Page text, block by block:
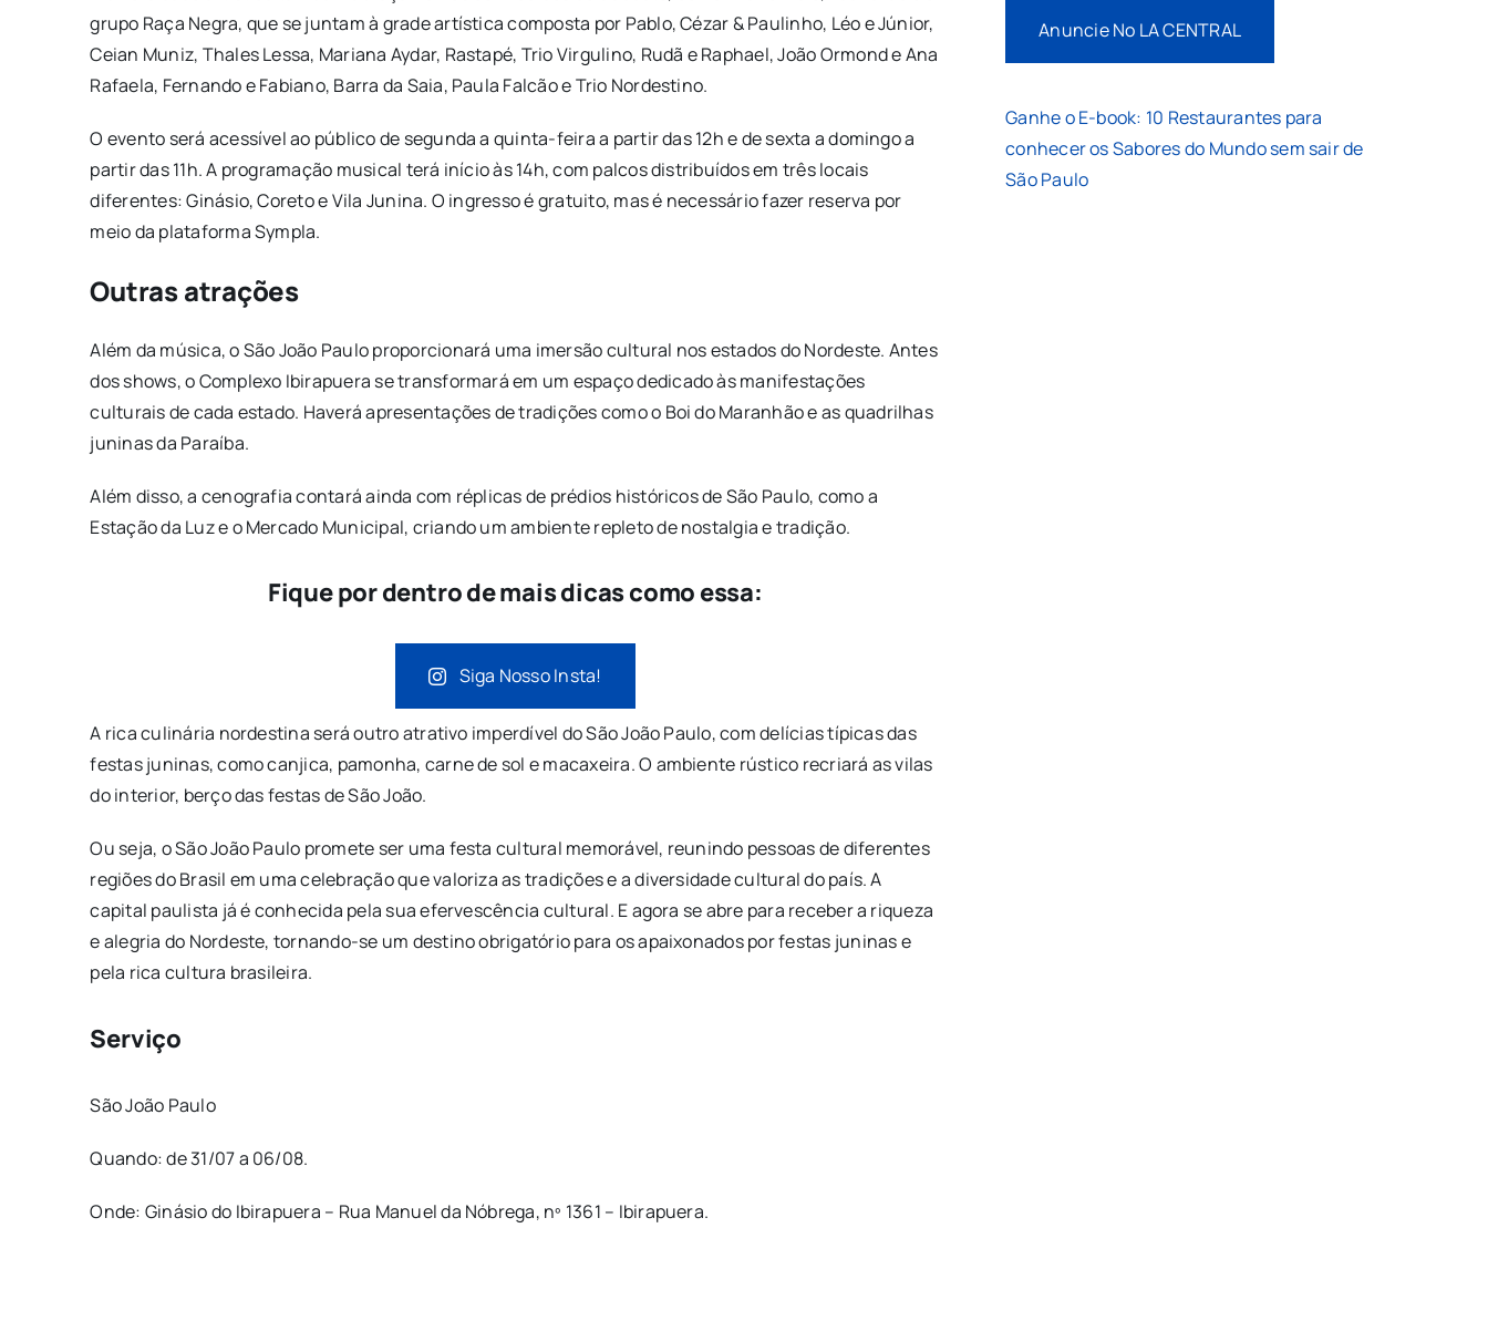
grupo Raça Negra, que se juntam à grade artística composta por Pablo, Cézar & Paulinho, Léo e Júnior,
Ceian Muniz, Thales Lessa, Mariana Aydar, Rastapé, Trio Virgulino, Rudã e Raphael, João Ormond e Ana
Rafaela, Fernando e Fabiano, Barra da Saia, Paula Falcão e Trio Nordestino.
O evento será acessível ao público de segunda a quinta-feira a partir das 12h e de sexta a domingo a
partir das 11h. A programação musical terá início às 14h, com palcos distribuídos em três locais
diferentes: Ginásio, Coreto e Vila Junina. O ingresso é gratuito, mas é necessário fazer reserva por
meio da plataforma Sympla.
Outras atrações
Além da música, o São João Paulo proporcionará uma imersão cultural nos estados do Nordeste. Antes
dos shows, o Complexo Ibirapuera se transformará em um espaço dedicado às manifestações
culturais de cada estado. Haverá apresentações de tradições como o Boi do Maranhão e as quadrilhas
juninas da Paraíba.
Além disso, a cenografia contará ainda com réplicas de prédios históricos de São Paulo, como a
Estação da Luz e o Mercado Municipal, criando um ambiente repleto de nostalgia e tradição.
Fique por dentro de mais dicas como essa:
Siga Nosso Insta!
A rica culinária nordestina será outro atrativo imperdível do São João Paulo, com delícias típicas das
festas juninas, como canjica, pamonha, carne de sol e macaxeira. O ambiente rústico recriará as vilas
do interior, berço das festas de São João.
Ou seja, o São João Paulo promete ser uma festa cultural memorável, reunindo pessoas de diferentes
regiões do Brasil em uma celebração que valoriza as tradições e a diversidade cultural do país. A
capital paulista já é conhecida pela sua efervescência cultural. E agora se abre para receber a riqueza
e alegria do Nordeste, tornando-se um destino obrigatório para os apaixonados por festas juninas e
pela rica cultura brasileira.
Serviço
São João Paulo
Quando: de 31/07 a 06/08.
Onde: Ginásio do Ibirapuera – Rua Manuel da Nóbrega, nº 1361 – Ibirapuera.
Anuncie No LA CENTRAL
Ganhe o E-book: 10 Restaurantes para
conhecer os Sabores do Mundo sem sair de
São Paulo